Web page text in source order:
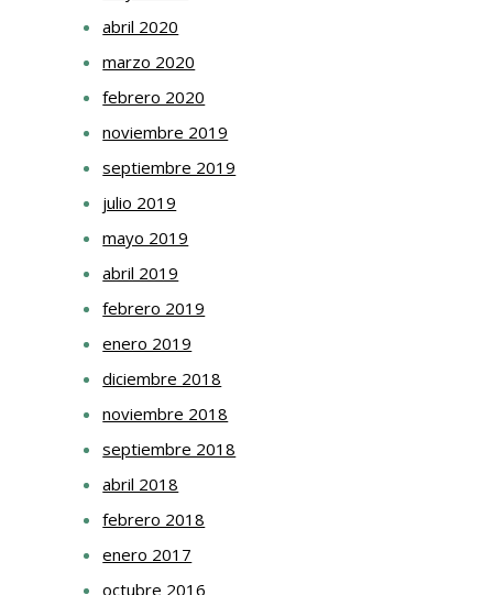
abril 2020
marzo 2020
febrero 2020
noviembre 2019
septiembre 2019
julio 2019
mayo 2019
abril 2019
febrero 2019
enero 2019
diciembre 2018
noviembre 2018
septiembre 2018
abril 2018
febrero 2018
enero 2017
octubre 2016